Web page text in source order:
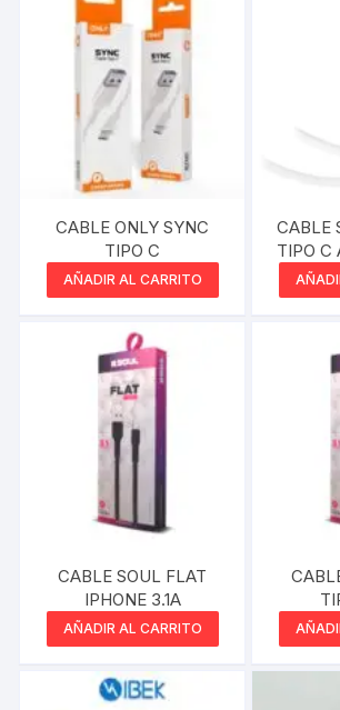
CABLE ONLY SYNC
TIPO C
AÑADIR AL CARRITO
CABLE
TIPO C
CABLE SOUL FLAT
IPHONE 3.1A
AÑADIR AL CARRITO